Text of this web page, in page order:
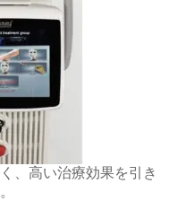
、高い治療効果を引き